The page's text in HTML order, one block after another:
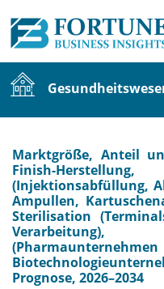
Marktgröße, Anteil
Finish-
(Injektionsabfüllung,
Ampullen,
Sterilisation
Prognose, 2026–2034